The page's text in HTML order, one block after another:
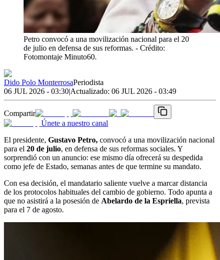
Petro convocó a una movilización nacional para el 20
de julio en defensa de sus reformas. - Crédito:
Fotomontaje Minuto60.
Dido Polo MonterrosaPeriodista
06 JUL 2026 - 03:30|Actualizado: 06 JUL 2026 - 03:49
Compartir
Únete a nuestro canal
El presidente, Gustavo Petro, convocó a una movilización nacional
para el 20 de julio, en defensa de sus reformas sociales. Y
sorprendió con un anuncio: ese mismo día ofrecerá su despedida
como jefe de Estado, semanas antes de que termine su mandato.
Con esa decisión, el mandatario saliente vuelve a marcar distancia
de los protocolos habituales del cambio de gobierno. Todo apunta a
que no asistirá a la posesión de Abelardo de la Espriella, prevista
para el 7 de agosto.